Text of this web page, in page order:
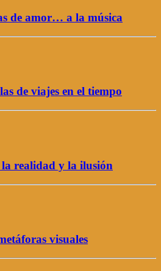
de amor… a la música
de viajes en el tiempo
realidad y la ilusión
visuales